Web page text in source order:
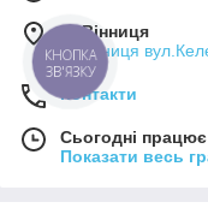
м. Вінниця
м.Вінниця
Контакти
Сьогодні
Показати весь
КНОПКА
ЗВ'ЯЗКУ